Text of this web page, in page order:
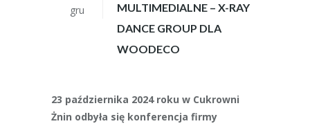
gru
MULTIMEDIALNE – X-RAY
DANCE GROUP DLA
WOODECO
23 października 2024 roku w Cukrowni
Żnin odbyła się konferencja firmy